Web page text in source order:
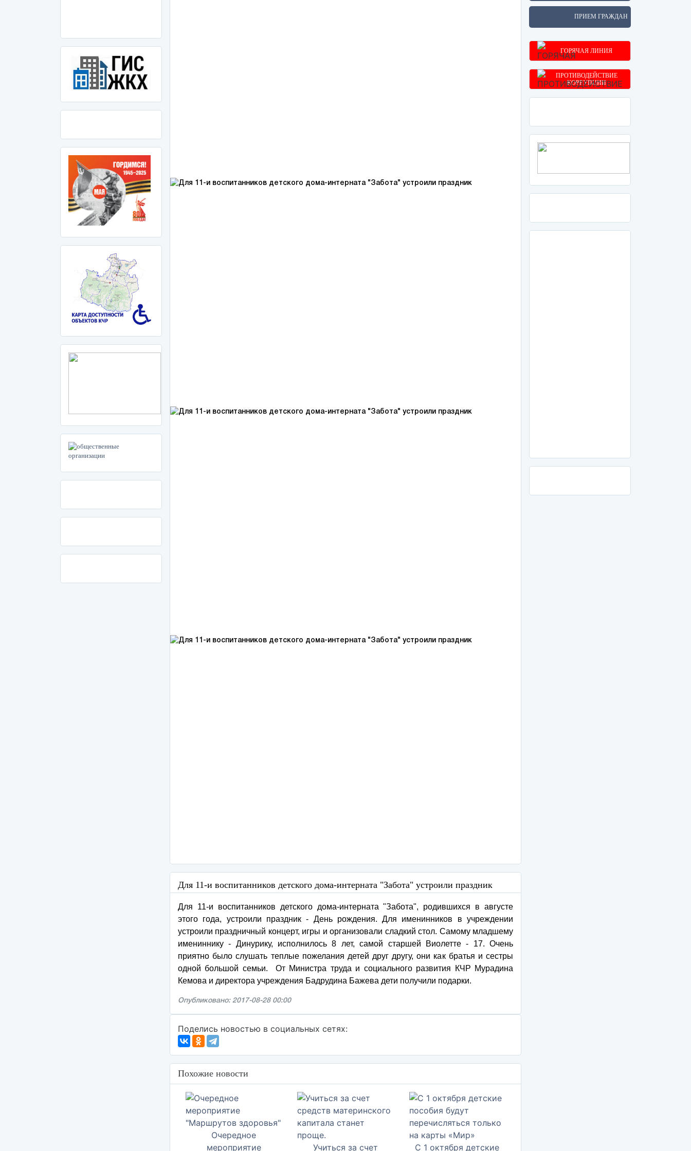
Для 11-и воспитанников детского дома-интерната "Забота" устроили праздник
Для 11-и воспитанников детского дома-интерната "Забота", родившихся в августе
этого года, устроили праздник - День рождения. Для именинников в учреждении
устроили праздничный концерт, игры и организовали сладкий стол. Самому младшему
имениннику - Динурику, исполнилось 8 лет, самой старшей Виолетте - 17. Очень
приятно было слушать теплые пожелания детей друг другу, они как братья и сестры
одной большой семьи. От Министра труда и социального развития КЧР Мурадина
Кемова и директора учреждения Бадрудина Бажева дети получили подарки.
Опубликовано: 2017-08-28 00:00
Поделись новостью в социальных сетях:
Похожие новости
Очередное
мероприятие
Учиться за счет С 1 октября детские
ПРИЕМ ГРАЖДАН
ГОРЯЧАЯ ЛИНИЯ
ПРОТИВОДЕЙСТВИЕ
КОРРУПЦИИ